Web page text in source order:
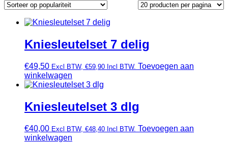
populariteit
Kniesleutelset 7 delig
€49,50 Excl BTW, €59,90 Incl BTW. Toevoegen aan
winkelwagen
Kniesleutelset 3 dlg
€40,00 Excl BTW, €48,40 Incl BTW. Toevoegen aan
winkelwagen